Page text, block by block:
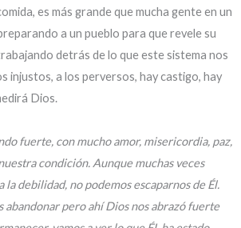
es más grande que mucha gente en un
a un pueblo para que revele su
detrás de lo que este sistema nos
injustos, a los perversos, hay castigo, hay
Dios.
fuerte, con mucho amor, misericordia, paz,
condición. Aunque muchas veces
la debilidad, no podemos escaparnos de Él.
abandonar pero ahí Dios nos abrazó fuerte